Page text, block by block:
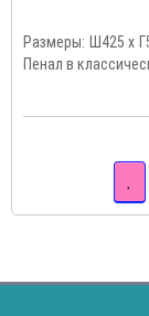
Размеры: Ш425 х
Пенал в